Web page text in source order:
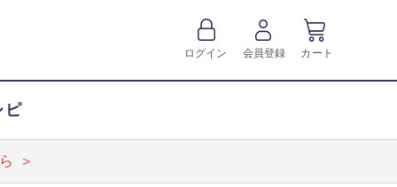
ログイン 会員登録 カート
ピ
＞